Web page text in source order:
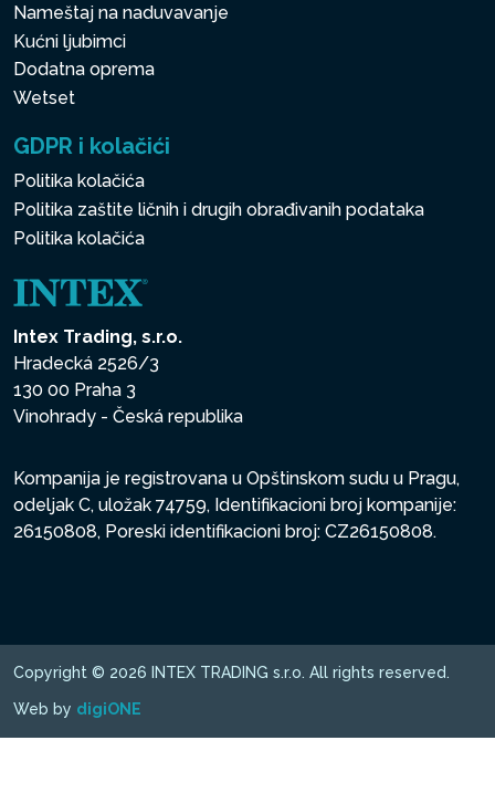
Nameštaj na naduvavanje
Kućni ljubimci
Dodatna oprema
Wetset
GDPR i kolačići
Politika kolačića
Politika zaštite ličnih i drugih obrađivanih podataka
Politika kolačića
Intex Trading, s.r.o.
Hradecká 2526/3
130 00 Praha 3
Vinohrady - Česká republika
Kompanija je registrovana u Opštinskom sudu u Pragu,
odeljak C, uložak 74759, Identifikacioni broj kompanije:
26150808, Poreski identifikacioni broj: CZ26150808.
Copyright © 2026 INTEX TRADING s.r.o. All rights reserved.
Web by digiONE